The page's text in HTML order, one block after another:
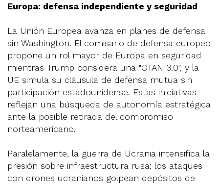
Europa: defensa independiente y seguridad
La Unión Europea avanza en planes de defensa
sin Washington. El comisario de defensa europeo
propone un rol mayor de Europa en seguridad
mientras Trump considera una "OTAN 3.0", y la
UE simula su cláusula de defensa mutua sin
participación estadounidense. Estas iniciativas
reflejan una búsqueda de autonomía estratégica
ante la posible retirada del compromiso
norteamericano.
Paralelamente, la guerra de Ucrania intensifica la
presión sobre infraestructura rusa: los ataques
con drones ucranianos golpean depósitos de